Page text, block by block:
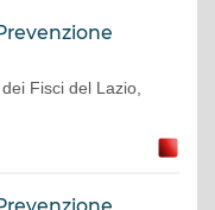
Fisci del Lazio,